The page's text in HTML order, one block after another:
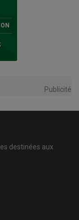
Publicité
destinées aux